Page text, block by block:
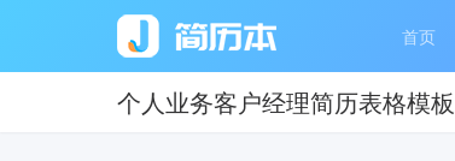
首页
个人业务客户经理简历表格模板